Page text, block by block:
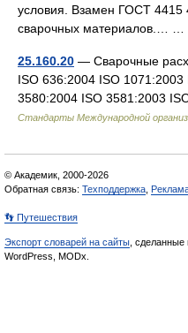
условия. Взамен ГОСТ
сварочных материалов.… …
25.160.20 — Сварочные
ISO 636:2004 ISO
3580:2004 ISO 3581:2003
Стандарты Международной
© Академик, 2000-2026
Обратная связь: Техподдержка
👣 Путешествия
Экспорт словарей на сайты , сделанные
WordPress, MODx.